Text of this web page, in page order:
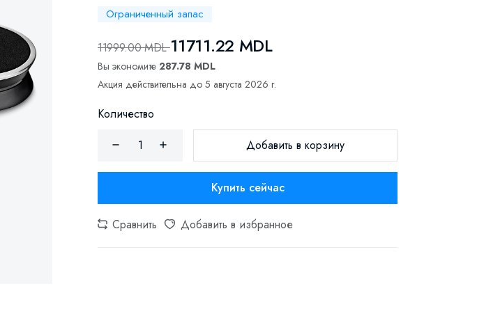
Ограниченный запас
11999.00 MDL11711.22 MDL
Вы экономите 287.78 MDL
Акция действительна до 5 августа 2026 г.
Количество
Добавить в корзину
Купить сейчас
Сравнить Добавить в избранное